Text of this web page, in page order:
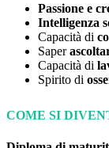
Passione e
Intelligenza
Capacità di
Saper
Capacità di
Spirito di
COME SI